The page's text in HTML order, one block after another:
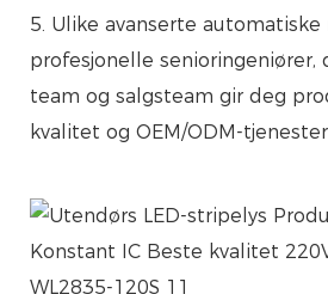
5. Ulike avanserte automatiske
profesjonelle senioringeniører,
team og salgsteam gir deg
kvalitet og OEM/ODM-